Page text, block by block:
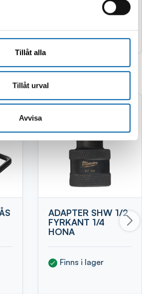
Tillåt alla
Tillåt urval
Avvisa
(350.0 kr exkl. moms)
Köp
produkter
ADAPTER SHW 1/2
FYRKANT 1/4
HONA
Finns i lager